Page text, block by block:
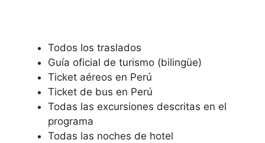
Todos los traslados
Guía oficial de turismo (bilingüe)
Ticket aéreos en Perú
Ticket de bus en Perú
Todas las excursiones descritas en el
programa
Todas las noches de hotel